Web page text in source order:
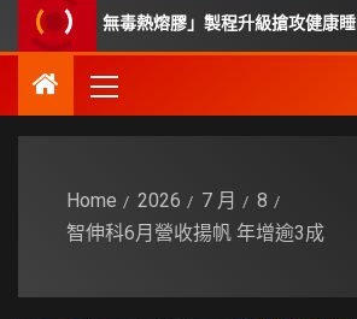
度「無毒熱熔膠」製程升級搶攻健康睡眠市場
Home 2026 7 月
8
智伸科6月營收揚帆 年增逾3成